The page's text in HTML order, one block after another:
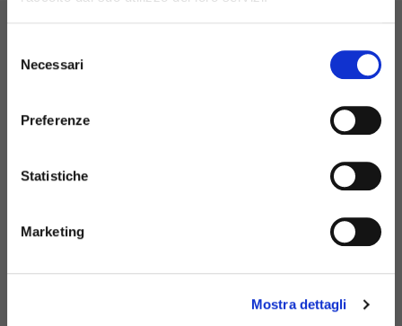
delNecessari
Preferenze
Statistiche
Marketing
Mostra dettagli
+39 081 506 2506
BIRTH@BIRTH.IT
S.S. APPIA KM 192,500 – 81052